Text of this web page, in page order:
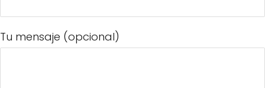
Tu mensaje (opcional)